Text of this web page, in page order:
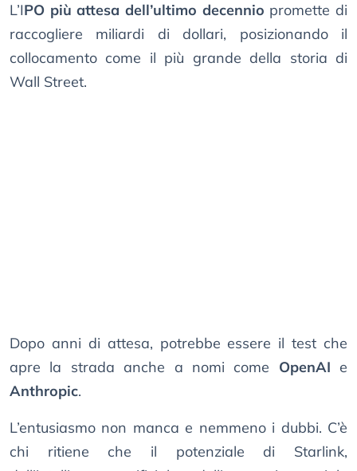
L’IPO più attesa dell’ultimo decennio promette di
raccogliere miliardi di dollari, posizionando il
collocamento come il più grande della storia di
Wall Street.
Dopo anni di attesa, potrebbe essere il test che
apre la strada anche a nomi come OpenAI e
Anthropic.
L’entusiasmo non manca e nemmeno i dubbi. C’è
chi ritiene che il potenziale di Starlink,